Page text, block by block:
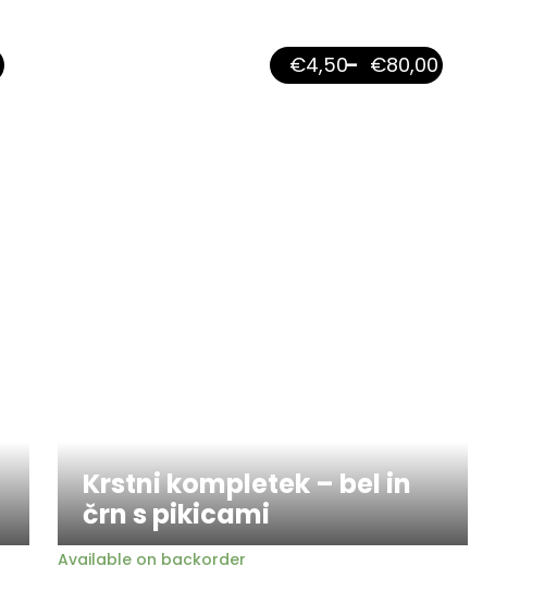
Krstni kompletek – bel in
črn s pikicami
€4,50– €80,00
Available on backorder